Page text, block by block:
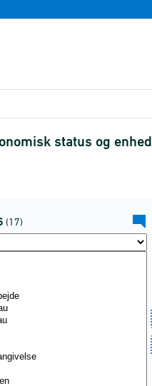
status og enhed
(17)